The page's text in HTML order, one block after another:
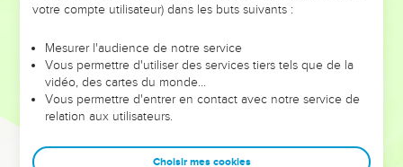
leur foi ou leur vision. Mais on voit moins les doutes, les erreurs
et les saisons difficiles qu'ils ont traversés, alors même que ce
sont elles qui les ont façonnés.
Dans cette conférence, leaders, entrepreneurs, et responsables
clés pour avancer avec plus de sagesse afin que leurs erreurs
votre compte utilisateur) dans les buts suivants :
Mesurer l'audience de notre service
Vous permettre d'utiliser des services tiers tels que de la
vidéo, des cartes du monde…
Vous permettre d'entrer en contact avec notre service de
relation aux utilisateurs.
Choisir mes cookies